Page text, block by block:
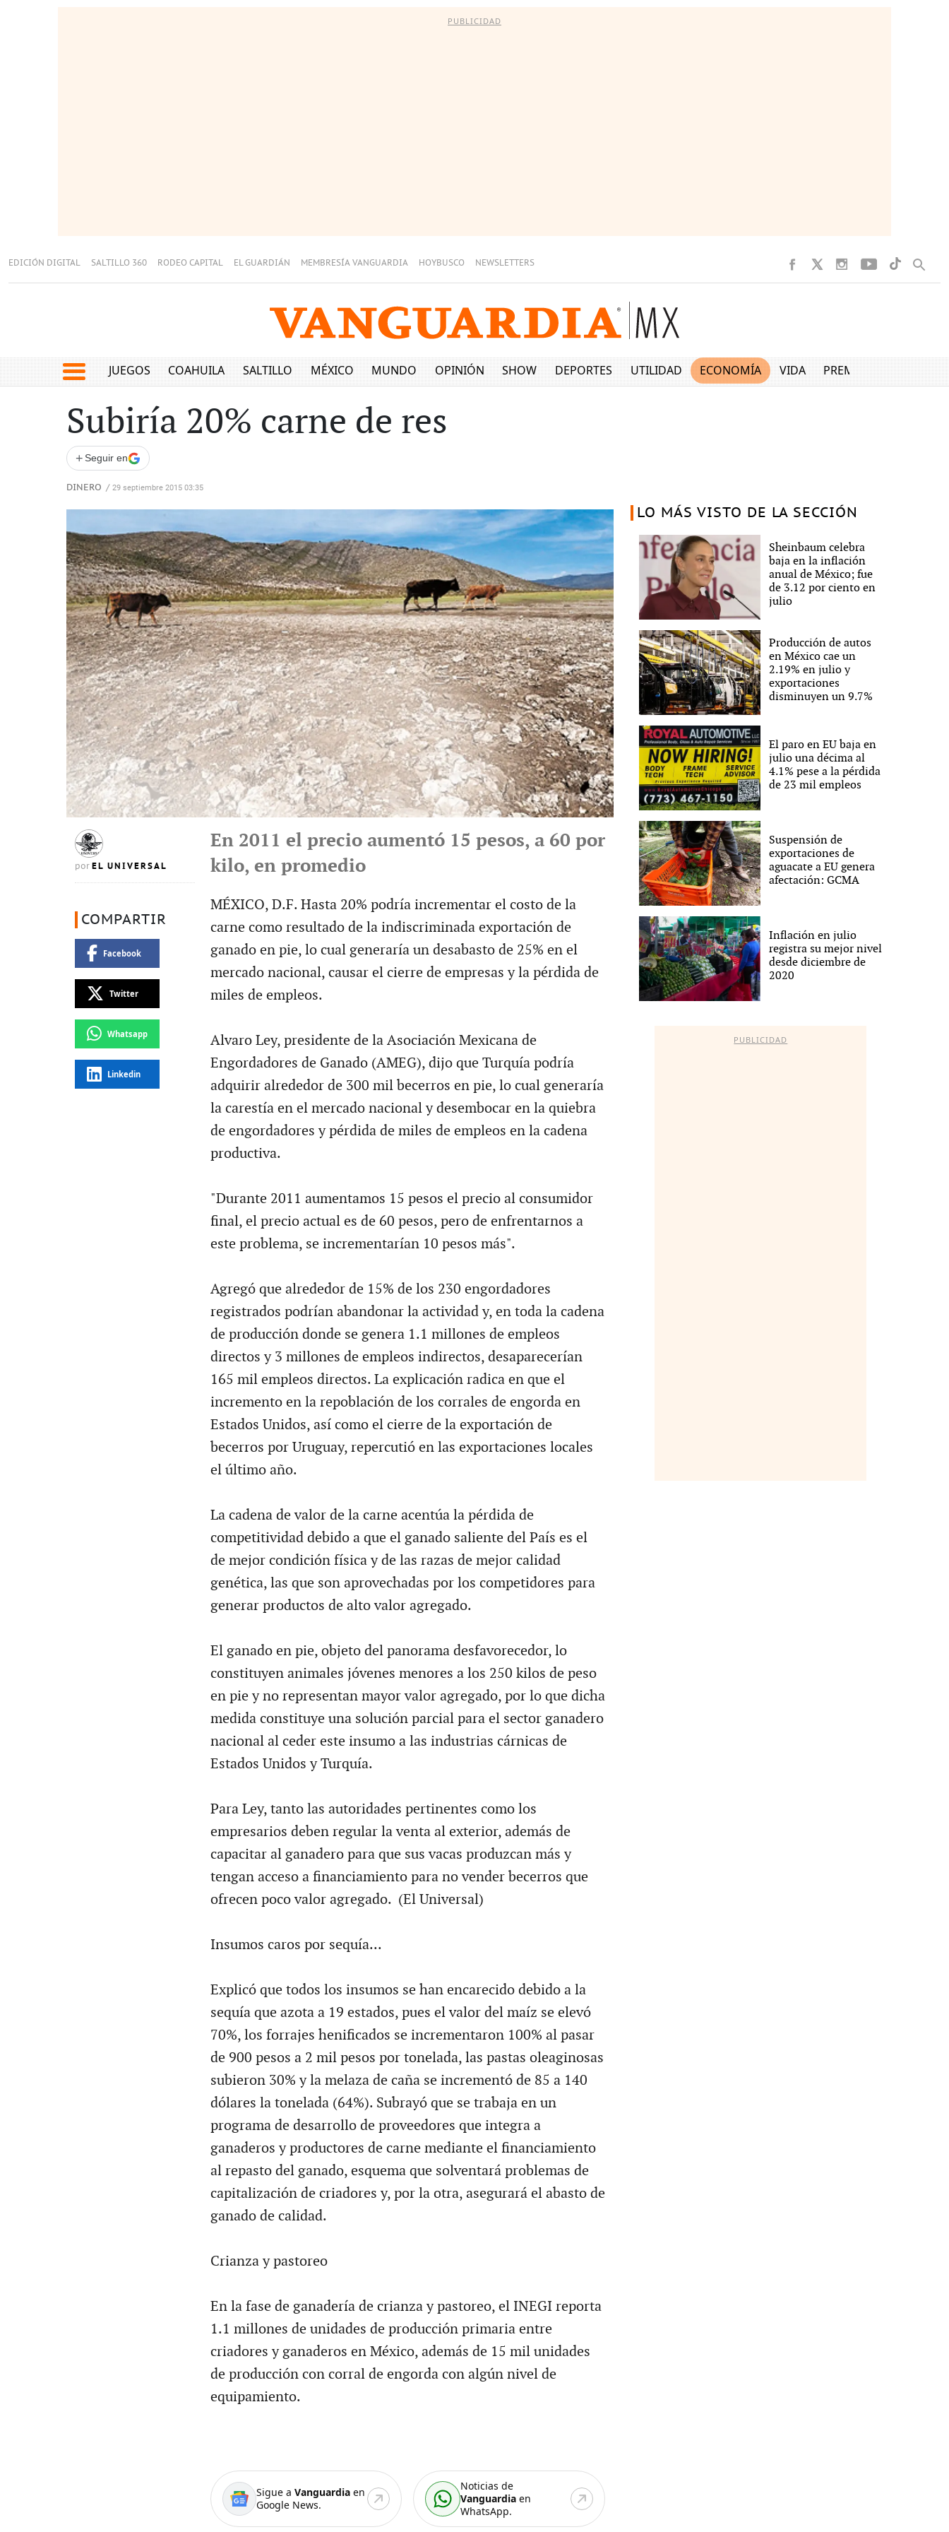
PUBLICIDAD
EDICIÓN DIGITAL SALTILLO 360 RODEO CAPITAL EL GUARDIÁN MEMBRESÍA VANGUARDIA HOYBUSCO NEWSLETTERS
JUEGOS COAHUILA SALTILLO MÉXICO MUNDO OPINIÓN SHOW DEPORTES UTILIDAD ECONOMÍA VIDA PREMIUM
Subiría 20% carne de res
+ Seguir en
DINERO / 29 septiembre 2015 03:35
por EL UNIVERSAL
COMPARTIR
Facebook
Twitter
Whatsapp
Linkedin
En 2011 el precio aumentó 15 pesos, a 60 por
kilo, en promedio
MÉXICO, D.F. Hasta 20% podría incrementar el costo de la
carne como resultado de la indiscriminada exportación de
ganado en pie, lo cual generaría un desabasto de 25% en el
mercado nacional, causar el cierre de empresas y la pérdida de
miles de empleos.
Alvaro Ley, presidente de la Asociación Mexicana de
Engordadores de Ganado (AMEG), dijo que Turquía podría
adquirir alrededor de 300 mil becerros en pie, lo cual generaría
la carestía en el mercado nacional y desembocar en la quiebra
de engordadores y pérdida de miles de empleos en la cadena
productiva.
"Durante 2011 aumentamos 15 pesos el precio al consumidor
final, el precio actual es de 60 pesos, pero de enfrentarnos a
este problema, se incrementarían 10 pesos más".
Agregó que alrededor de 15% de los 230 engordadores
registrados podrían abandonar la actividad y, en toda la cadena
de producción donde se genera 1.1 millones de empleos
directos y 3 millones de empleos indirectos, desaparecerían
165 mil empleos directos. La explicación radica en que el
incremento en la repoblación de los corrales de engorda en
Estados Unidos, así como el cierre de la exportación de
becerros por Uruguay, repercutió en las exportaciones locales
el último año.
La cadena de valor de la carne acentúa la pérdida de
competitividad debido a que el ganado saliente del País es el
de mejor condición física y de las razas de mejor calidad
genética, las que son aprovechadas por los competidores para
generar productos de alto valor agregado.
El ganado en pie, objeto del panorama desfavorecedor, lo
constituyen animales jóvenes menores a los 250 kilos de peso
en pie y no representan mayor valor agregado, por lo que dicha
medida constituye una solución parcial para el sector ganadero
nacional al ceder este insumo a las industrias cárnicas de
Estados Unidos y Turquía.
Para Ley, tanto las autoridades pertinentes como los
empresarios deben regular la venta al exterior, además de
capacitar al ganadero para que sus vacas produzcan más y
tengan acceso a financiamiento para no vender becerros que
ofrecen poco valor agregado. (El Universal)
Insumos caros por sequía...
Explicó que todos los insumos se han encarecido debido a la
sequía que azota a 19 estados, pues el valor del maíz se elevó
70%, los forrajes henificados se incrementaron 100% al pasar
de 900 pesos a 2 mil pesos por tonelada, las pastas oleaginosas
subieron 30% y la melaza de caña se incrementó de 85 a 140
dólares la tonelada (64%). Subrayó que se trabaja en un
programa de desarrollo de proveedores que integra a
ganaderos y productores de carne mediante el financiamiento
al repasto del ganado, esquema que solventará problemas de
capitalización de criadores y, por la otra, asegurará el abasto de
ganado de calidad.
Crianza y pastoreo
En la fase de ganadería de crianza y pastoreo, el INEGI reporta
1.1 millones de unidades de producción primaria entre
criadores y ganaderos en México, además de 15 mil unidades
de producción con corral de engorda con algún nivel de
equipamiento.
Sigue a Vanguardiaen
Google News.
Noticias de
Vanguardia en
WhatsApp.
LO MÁS VISTO DE LA SECCIÓN
Sheinbaum celebra
baja en la inflación
anual de México; fue
de 3.12 por ciento en
julio
Producción de autos
en México cae un
2.19% en julio y
exportaciones
disminuyen un 9.7%
El paro en EU baja en
julio una décima al
4.1% pese a la pérdida
de 23 mil empleos
Suspensión de
exportaciones de
aguacate a EU genera
afectación: GCMA
Inflación en julio
registra su mejor nivel
desde diciembre de
2020
PUBLICIDAD